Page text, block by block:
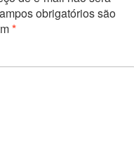
obrigatórios são
*